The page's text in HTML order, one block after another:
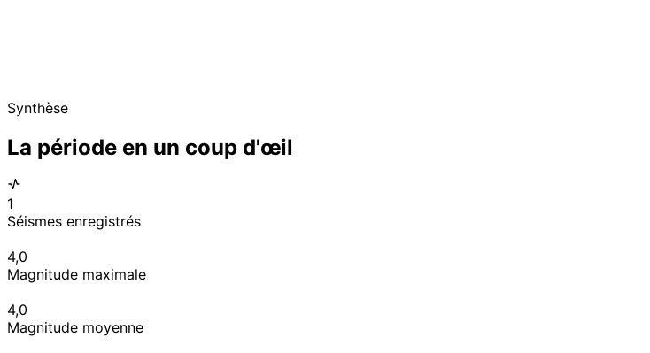
Synthèse
La période en un coup d'œil
1
Séismes enregistrés
4,0
Magnitude maximale
4,0
Magnitude moyenne